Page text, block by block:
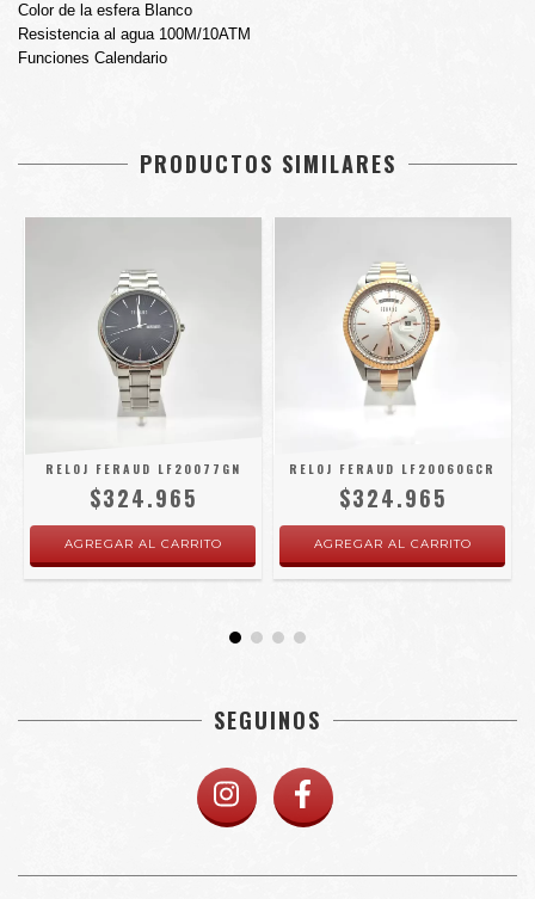
Color de la esfera Blanco
Resistencia al agua 100M/10ATM
Funciones Calendario
PRODUCTOS SIMILARES
RELOJ FERAUD LF20077GN
$324.965
RELOJ FERAUD LF20060GCR
$324.965
SEGUINOS